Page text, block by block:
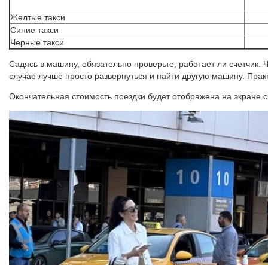
Желтые такси
Синие такси
Черные такси
Садясь в машину, обязательно проверьте, работает ли
случае лучше просто развернуться и найти другую машину.
Окончательная стоимость поездки будет отображена на экране